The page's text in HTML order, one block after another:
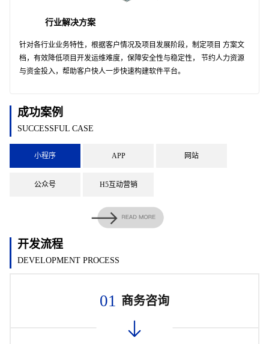
行业解决方案
针对各行业业务特性，根据客户情况及项目发展阶段，制定项目 方案文
档，有效降低项目开发运维难度，保障安全性与稳定性， 节约人力资源
与资金投入，帮助客户快人一步快速构建软件平台。
成功案例
SUCCESSFUL CASE
小程序 APP 网站
公众号 H5互动营销
开发流程
DEVELOPMENT PROCESS
01 商务咨询